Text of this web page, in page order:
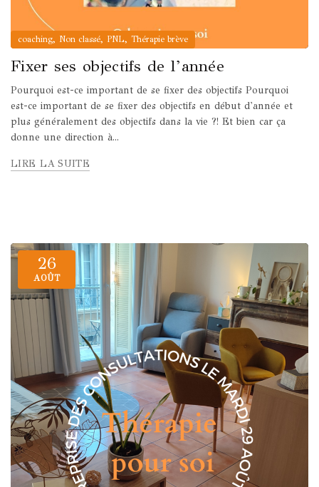
coaching, Non classé, PNL, Thérapie brève
Fixer ses objectifs de l’année
Pourquoi est-ce important de se fixer des objectifs Pourquoi
est-ce important de se fixer des objectifs en début d'année et
plus généralement des objectifs dans la vie ?! Et bien car ça
donne une direction à...
LIRE LA SUITE
26
AOÛT